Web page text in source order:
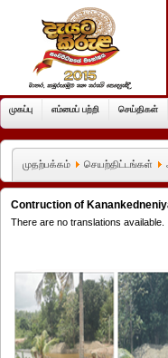
முகப்பு எம்மைப் பற்றி செய்திகள்
முதற்பக்கம் செயற்திட்டங்கள்
Contruction of
There are no translations available.